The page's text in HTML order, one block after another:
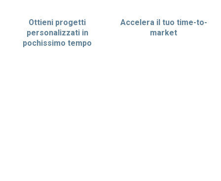
Ottieni progetti
personalizzati in
pochissimo tempo
Accelera il tuo time-to-
market